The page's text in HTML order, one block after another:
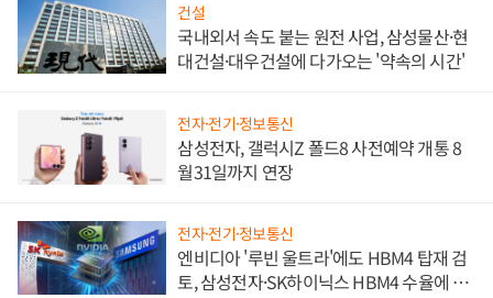
건설
국내외서 속도 붙는 원전 사업, 삼성물산·현
대건설·대우건설에 다가오는 '약속의 시간'
전자·전기·정보통신
삼성전자, 갤럭시Z 폴드8 사전예약 개통 8
월31일까지 연장
전자·전기·정보통신
엔비디아 '루빈 울트라'에도 HBM4 탑재 검
토, 삼성전자·SK하이닉스 HBM4 수율에 주